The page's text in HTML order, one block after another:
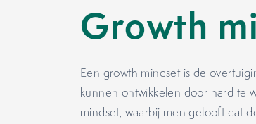
Growth
Een growth mindset is de
kunnen ontwikkelen door hard te
mindset, waarbij men gelooft dat